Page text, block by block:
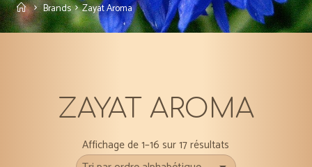
Accueil
Brands Zayat Aroma
ZAYAT AROMA
Affichage de 1–16 sur 17 résultats